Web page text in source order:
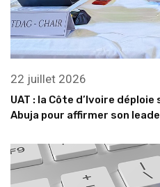
22 juillet 2026
UAT : la Côte d’Ivoire
Abuja pour affirmer son